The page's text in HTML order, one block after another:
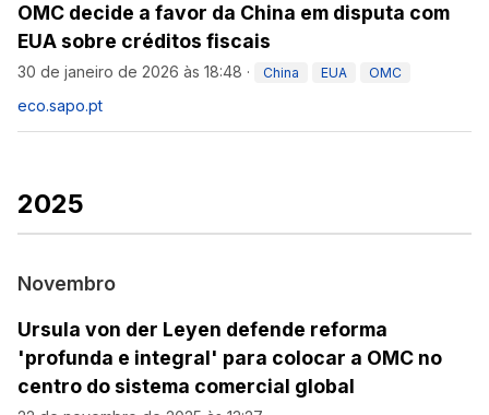
OMC decide a favor da China em disputa com
EUA sobre créditos fiscais
30 de janeiro de 2026 às 18:48 · China EUA OMC
eco.sapo.pt
2025
Novembro
Ursula von der Leyen defende reforma
'profunda e integral' para colocar a OMC no
centro do sistema comercial global